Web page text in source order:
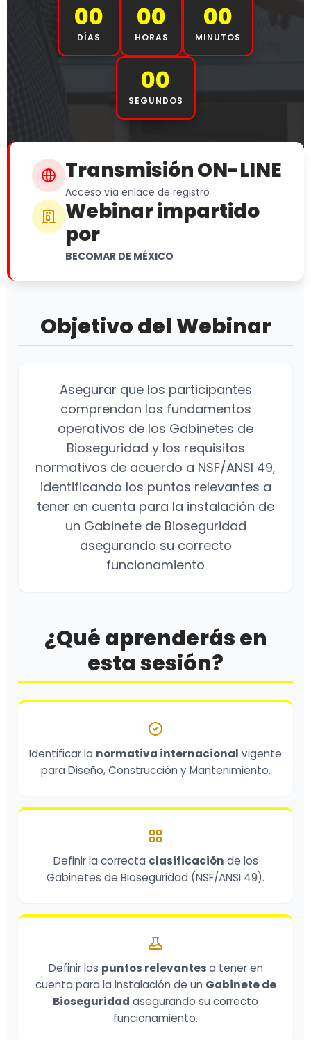
00
DÍAS
00
HORAS
00
MINUTOS
00
SEGUNDOS
Transmisión ON-LINE
Acceso vía enlace de registro
Webinar impartido
por
BECOMAR DE MÉXICO
Objetivo del Webinar
Asegurar que los participantes
comprendan los fundamentos
operativos de los Gabinetes de
Bioseguridad y los requisitos
normativos de acuerdo a NSF/ANSI 49,
identificando los puntos relevantes a
tener en cuenta para la instalación de
un Gabinete de Bioseguridad
asegurando su correcto
funcionamiento
¿Qué aprenderás en
esta sesión?
Identificar la normativa internacional vigente
para Diseño, Construcción y Mantenimiento.
Definir la correcta clasificación de los
Gabinetes de Bioseguridad (NSF/ANSI 49).
Definir los puntos relevantesa tener en
cuenta para la instalación de un Gabinete de
Bioseguridad asegurando su correcto
funcionamiento.